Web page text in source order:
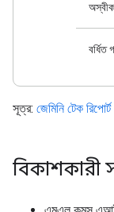
বর্ধিত
সূত্র: জেমিনি টেক রিপোর্ট
বিকাশকারী